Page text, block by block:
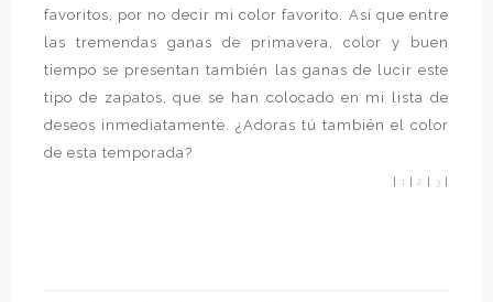
favoritos, por no decir mi color favorito. Así que entre
las tremendas ganas de primavera, color y buen
tiempo se presentan también las ganas de lucir este
tipo de zapatos, que se han colocado en mi lista de
deseos inmediatamente. ¿Adoras tú también el color
de esta temporada?
1 2 3